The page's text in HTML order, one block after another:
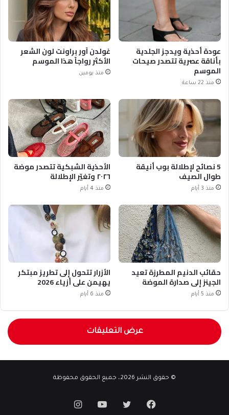
عودة أحذية ويدجز الجلدية
بأناقة عصرية تتصدر صيحات
الموسم
منذ 22 ساعة
غولدن آور براونت لون الشعر
الأكثر رواجاً هذا الموسم
منذ يومين
5 نصائح لإطلالة بوب أنيقة
طوال الصيف
منذ 3 أيام
الأحذية الشبكية تتصدر موضة
٢٠٢٦ وتغيّر الإطلالة
منذ 4 أيام
حقائب الدنيم المطرزة تعيد
الجينز إلى صدارة الموضة
منذ 5 أيام
الأزرار تتحول إلى تطريز مبتكر
يهيمن على أزياء 2026
منذ 6 أيام
عرض التعليقات
© حقوق النشر 2026، جميع الحقوق محفوظة
فيسبوكتويتر يوتيوبانستقرام